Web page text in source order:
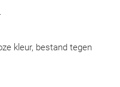
kleur, bestand tegen